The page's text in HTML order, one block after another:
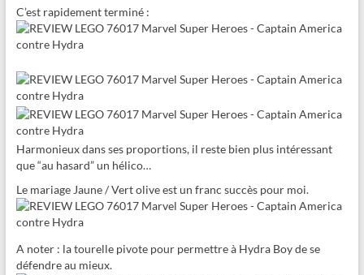
C’est rapidement terminé :
Harmonieux dans ses proportions, il reste bien plus intéressant
que “au hasard” un hélico…
Le mariage Jaune / Vert olive est un franc succès pour moi.
A noter : la tourelle pivote pour permettre à Hydra Boy de se
défendre au mieux.